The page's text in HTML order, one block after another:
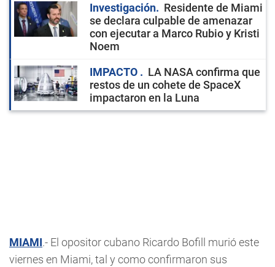
Investigación
Residente de Miami
se declara culpable de amenazar
con ejecutar a Marco Rubio y Kristi
Noem
IMPACTO
LA NASA confirma que
restos de un cohete de SpaceX
impactaron en la Luna
MIAMI.- El opositor cubano Ricardo Bofill murió este
viernes en Miami, tal y como confirmaron sus